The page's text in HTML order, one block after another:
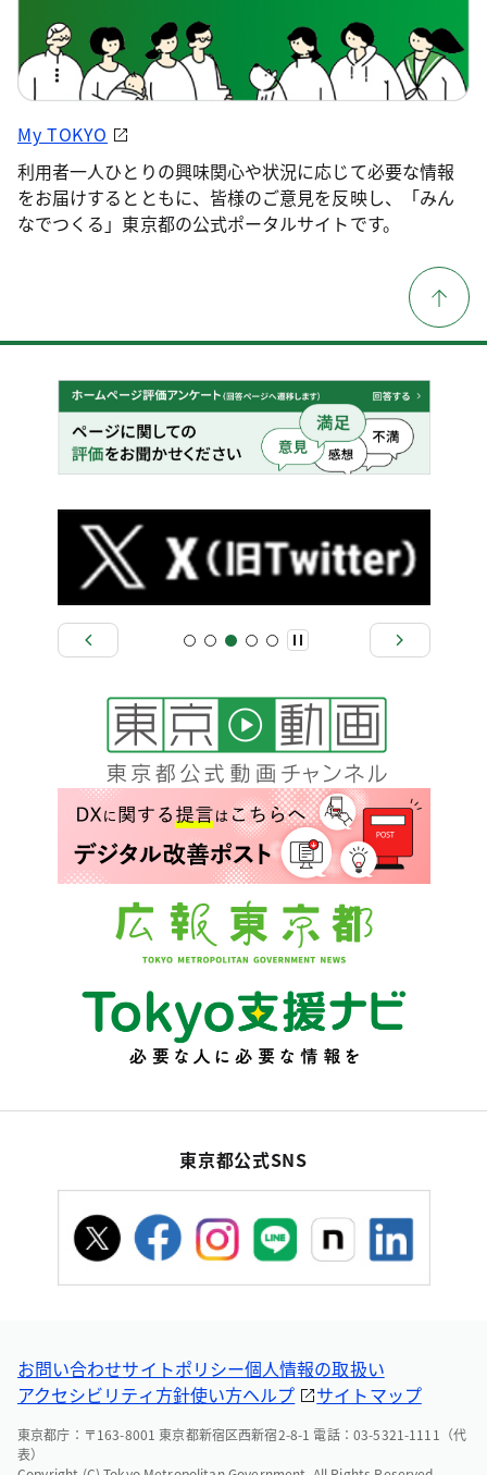
My TOKYO
利用者一人ひとりの興味関心や状況に応じて必要な情報
をお届けするとともに、皆様のご意見を反映し、「みん
なでつくる」東京都の公式ポータルサイトです。
東京都公式SNS
お問い合わせサイトポリシー個人情報の取扱い
アクセシビリティ方針使い方ヘルプ サイトマップ
東京都庁：〒163-8001 東京都新宿区西新宿2-8-1 電話：03-5321-1111（代
表）